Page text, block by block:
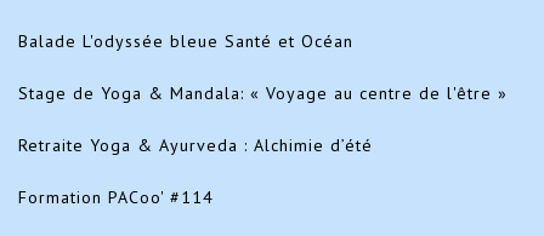
Balade L'odyssée bleue Santé et Océan
Stage de Yoga & Mandala: « Voyage au centre de l'être »
Retraite Yoga & Ayurveda : Alchimie d’été
Formation PACoo' #114